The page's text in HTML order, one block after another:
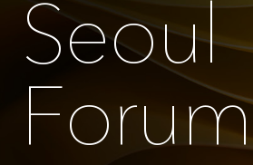
Seoul
Forum